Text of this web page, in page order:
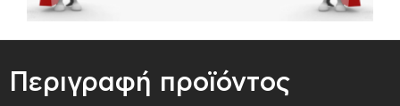
Περιγραφή προϊόντος